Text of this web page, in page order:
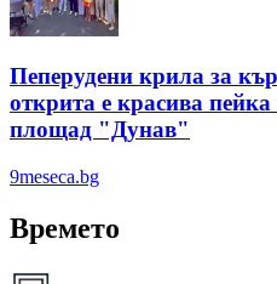
Пеперудени крила за
открита е красива
площад "Дунав"
9meseca.bg
Времето